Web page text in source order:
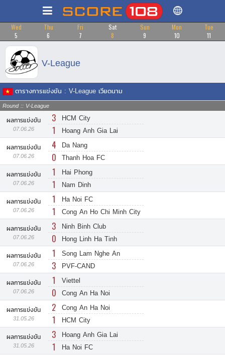
Wed
5
Thu
6
Fri
7
Sat
8
Sun
9
Mon
10
Tue
11
V-League
ตารางการแข่งขัน : V-League เวียดนาม
Round :: V-League
ผลการแข่งขัน
07.06.26
3 HCM City
1 Hoang Anh Gia Lai
ผลการแข่งขัน
07.06.26
4 Da Nang
0 Thanh Hoa FC
ผลการแข่งขัน
07.06.26
1 Hai Phong
1 Nam Dinh
ผลการแข่งขัน
07.06.26
1 Ha Noi FC
1 Cong An Ho Chi Minh City
ผลการแข่งขัน
07.06.26
3 Ninh Binh Club
0 Hong Linh Ha Tinh
ผลการแข่งขัน
07.06.26
1 Song Lam Nghe An
3 PVF-CAND
ผลการแข่งขัน
07.06.26
1 Viettel
0 Cong An Ha Noi
ผลการแข่งขัน
31.05.26
2 Cong An Ha Noi
1 HCM City
ผลการแข่งขัน
31.05.26
3 Hoang Anh Gia Lai
1 Ha Noi FC